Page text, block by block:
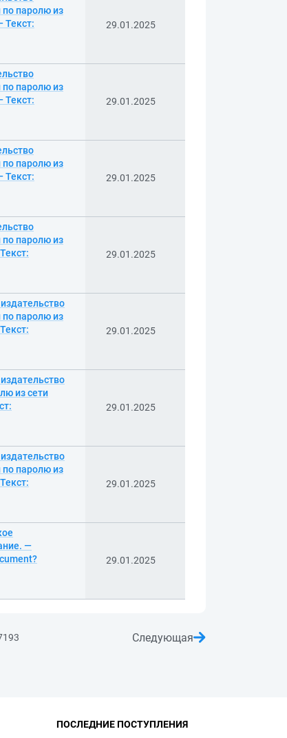
паролю из
Текст:
29.01.2025
паролю из
Текст:
29.01.2025
паролю из
Текст:
29.01.2025
паролю из
29.01.2025
паролю из
29.01.2025
из сети
29.01.2025
паролю из
29.01.2025
—
29.01.2025
Следующая
ПОСЛЕДНИЕ ПОСТУПЛЕНИЯ